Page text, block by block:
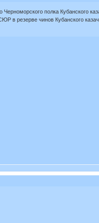
полка Кубанского
в резерве чинов Кубанского